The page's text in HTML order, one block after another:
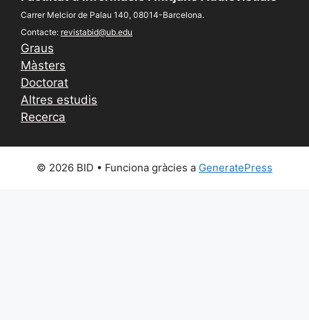
Carrer Melcior de Palau 140, 08014-Barcelona.
Contacte: revistabid@ub.edu
Graus
Màsters
Doctorat
Altres estudis
Recerca
© 2026 BID • Funciona gràcies a GeneratePress